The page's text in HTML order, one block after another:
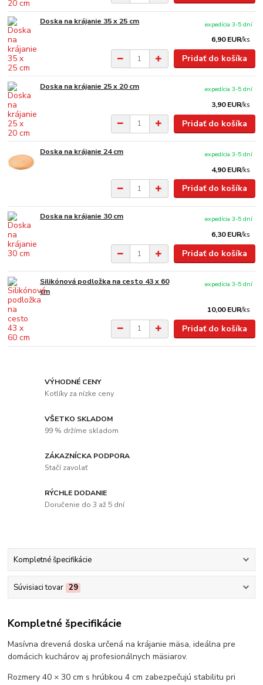
Doska na krájanie 35 x 25 cm
6,90 EUR/ks
expedícia 3-5 dní
Pridať do košíka
Doska na krájanie 25 x 20 cm
3,90 EUR/ks
expedícia 3-5 dní
Pridať do košíka
Doska na krájanie 24 cm
4,90 EUR/ks
expedícia 3-5 dní
Pridať do košíka
Doska na krájanie 30 cm
6,30 EUR/ks
expedícia 3-5 dní
Pridať do košíka
Silikónová podložka na cesto 43 x 60
cm
10,00 EUR/ks
expedícia 3-5 dní
Pridať do košíka
VÝHODNÉ CENY
Kotlíky za nízke ceny
VŠETKO SKLADOM
99 % držíme skladom
ZÁKAZNÍCKA PODPORA
Stačí zavolať
RÝCHLE DODANIE
Doručenie do 3 až 5 dní
Kompletné špecifikácie
Súvisiaci tovar 29
Kompletné špecifikácie
Masívna drevená doska určená na krájanie mäsa, ideálna pre
domácich kuchárov aj profesionálnych mäsiarov.
Rozmery 40 × 30 cm s hrúbkou 4 cm zabezpečujú stabilitu pri